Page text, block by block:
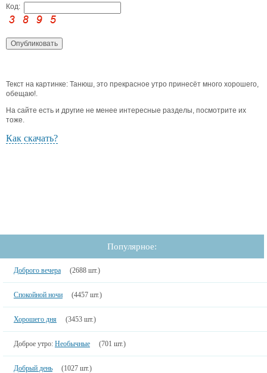
Код:
Текст на картинке: Танюш, это прекрасное утро принесёт много хорошего,
обещаю!.
На сайте есть и другие не менее интересные разделы, посмотрите их
тоже.
Как скачать?
Популярное:
Доброго вечера (2688 шт.)
Спокойной ночи (4457 шт.)
Хорошего дня (3453 шт.)
Доброе утро: Необычные (701 шт.)
Добрый день (1027 шт.)